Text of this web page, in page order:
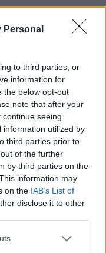
Personal
to third parties, or
information for
the below opt-out
note that after your
seeing
information utilized by
third parties prior to
of the further
by third parties on the
information may
on the IAB’s List of
disclose it to other
έξοδοι στη
φωτογραφίες της
μοιράστηκε στο
στιγμιότυπων από τις
διακοπές στο «νησί
Καληφώνη στην
μπικίνι ‑ δείτε
φωτογραφίες
της διακοπές στο